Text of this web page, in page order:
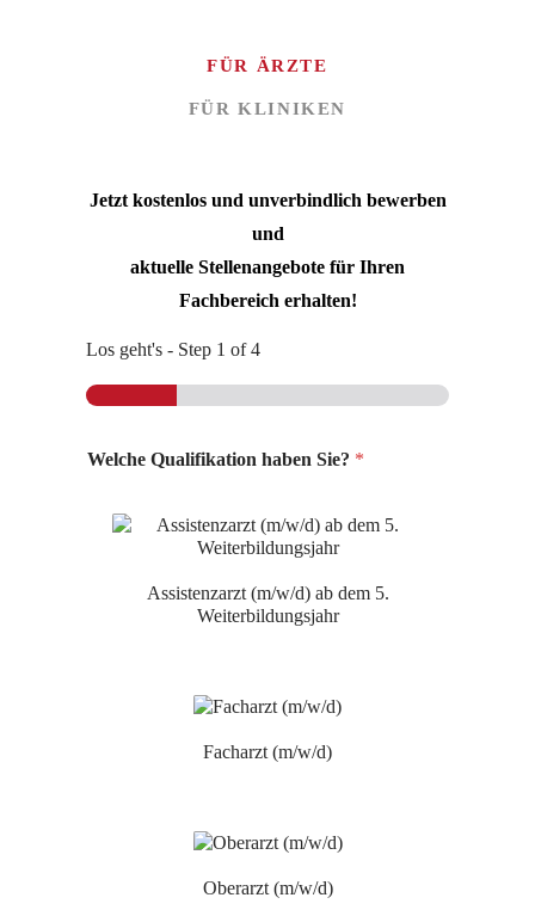
FÜR ÄRZTE
FÜR KLINIKEN
Jetzt kostenlos und unverbindlich bewerben
und
aktuelle Stellenangebote für Ihren
Fachbereich erhalten!
Los geht's - Step 1 of 4
Welche Qualifikation haben Sie? *
Assistenzarzt (m/w/d) ab dem 5.
Weiterbildungsjahr
Facharzt (m/w/d)
Oberarzt (m/w/d)